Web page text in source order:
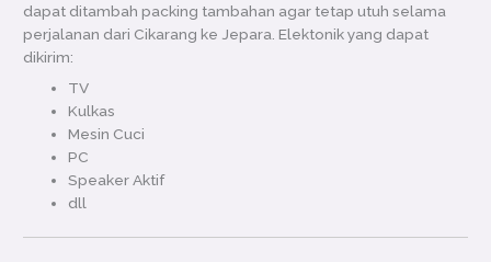
dapat ditambah packing tambahan agar tetap utuh selama
perjalanan dari Cikarang ke Jepara. Elektonik yang dapat
dikirim:
TV
Kulkas
Mesin Cuci
PC
Speaker Aktif
dll